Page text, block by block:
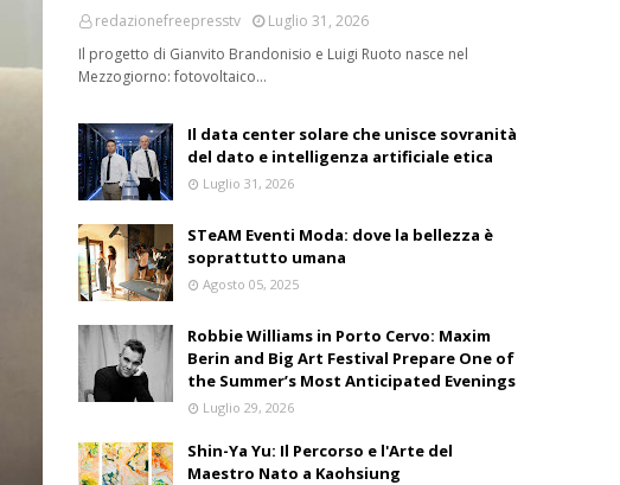
redazionefreepresstv
Luglio 31, 2026
Il progetto di Gianvito Brandonisio e Luigi Ruoto nasce nel
Mezzogiorno: fotovoltaico…
Il data center solare che unisce sovranità
del dato e intelligenza artificiale etica
Luglio 31, 2026
STeAM Eventi Moda: dove la bellezza è
soprattutto umana
Agosto 05, 2025
Robbie Williams in Porto Cervo: Maxim
Berin and Big Art Festival Prepare One of
the Summer’s Most Anticipated Evenings
Luglio 29, 2026
Shin-Ya Yu: Il Percorso e l'Arte del
Maestro Nato a Kaohsiung